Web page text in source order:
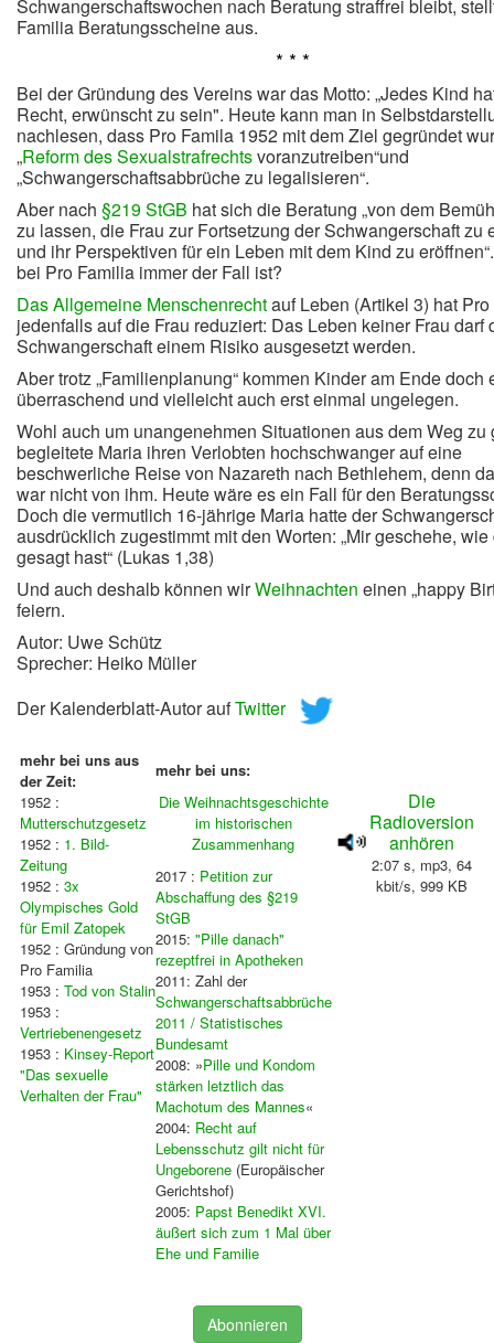
Schwangerschaftswochen nach Beratung straffrei bleibt,
Familia Beratungsscheine aus.
* * *
Bei der Gründung des Vereins war das Motto: „Jedes Kind
Recht, erwünscht zu sein". Heute kann man in
nachlesen, dass Pro Famila 1952 mit dem Ziel gegründet
„Reform des Sexualstrafrechtsvoranzutreiben“und
„Schwangerschaftsabbrüche zu legalisieren“.
Aber nach §219 StGB hat sich die Beratung „von dem
zu lassen, die Frau zur Fortsetzung der Schwangerschaft zu
und ihr Perspektiven für ein Leben mit dem Kind zu
bei Pro Familia immer der Fall ist?
Das Allgemeine Menschenrechtauf Leben (Artikel 3) hat
jedenfalls auf die Frau reduziert: Das Leben keiner Frau darf
Schwangerschaft einem Risiko ausgesetzt werden.
Aber trotz „Familienplanung“ kommen Kinder am Ende doch
überraschend und vielleicht auch erst einmal ungelegen.
Wohl auch um unangenehmen Situationen aus dem Weg zu
begleitete Maria ihren Verlobten hochschwanger auf eine
beschwerliche Reise von Nazareth nach Bethlehem, denn
war nicht von ihm. Heute wäre es ein Fall für den
Doch die vermutlich 16-jährige Maria hatte der
ausdrücklich zugestimmt mit den Worten: „Mir geschehe, wie
gesagt hast“ (Lukas 1,38)
Und auch deshalb können wirWeihnachten einen „happy
feiern.
Autor: Uwe Schütz
Sprecher: Heiko Müller
Der Kalenderblatt-Autor aufTwitter
mehr bei uns aus
der Zeit:
mehr bei uns:
1952 :
Mutterschutzgesetz
1952 : 1. Bild-
Zeitung
1952 : 3x
Olympisches Gold
für Emil Zatopek
1952 : Gründung von
Pro Familia
1953 : Tod von Stalin
1953 :
Vertriebenengesetz
1953 : Kinsey-Report
"Das sexuelle
Verhalten der Frau"
Die Weihnachtsgeschichte
im historischen
Zusammenhang
2017 : Petition zur
Abschaffung des §219
StGB
2015: "Pille danach"
rezeptfrei in Apotheken
2011: Zahl der
Schwangerschaftsabbrüche
2011 /Statistisches
Bundesamt
2008: »Pille und Kondom
stärken letztlich das
Machotum des Mannes«
2004: Recht auf
Lebensschutz gilt nicht für
Ungeborene(Europäischer
Gerichtshof)
2005: Papst Benedikt XVI.
äußert sich zum 1 Mal über
Ehe und Familie
Die
Radioversion
anhören
2:07 s, mp3, 64
kbit/s, 999 KB
Abonnieren